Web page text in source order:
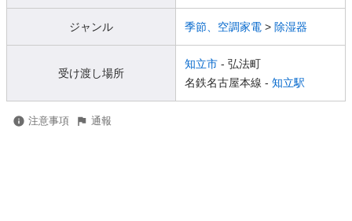
ジャンル 季節、空調家電 > 除湿器
受け渡し場所
知立市 - 弘法町
名鉄名古屋本線 - 知立駅
注意事項 通報